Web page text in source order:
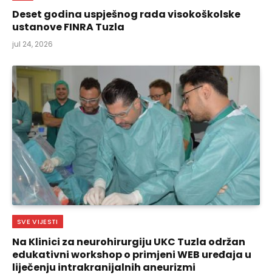
Deset godina uspješnog rada visokoškolske
ustanove FINRA Tuzla
jul 24, 2026
SVE VIJESTI
Na Klinici za neurohirurgiju UKC Tuzla održan
edukativni workshop o primjeni WEB uređaja u
liječenju intrakranijalnih aneurizmi